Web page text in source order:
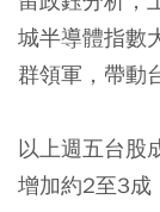
城半導體指數
群領軍，帶動
以上週五台股
增加約2至3成